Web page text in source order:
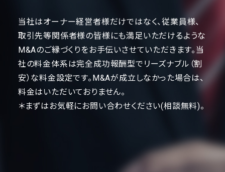
当社はオーナー経営者様だけではなく、従業員様、
取引先等関係者様の皆様にも満足いただけるような
M&Aのご縁づくりをお手伝いさせていただきます。当
社の料金体系は完全成功報酬型でリーズナブル（割
安）な料金設定です。M&Aが成立しなかった場合は、
料金はいただいておりません。
＊まずはお気軽にお問い合わせください(相談無料)。